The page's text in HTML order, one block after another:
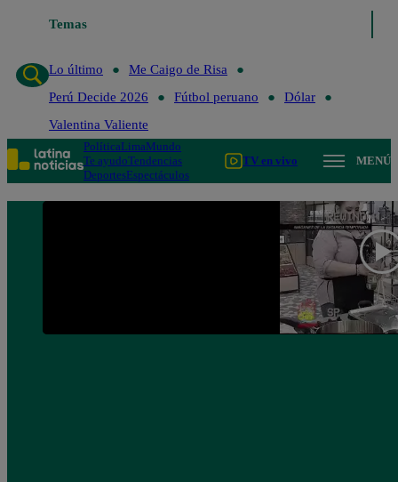
Temas
Lo último
Me Caigo de Risa
Perú Decide 2026
Fútbol peruano
Dólar
Valentina Valiente
PolíticaLimaMundo
Te ayudoTendencias
DeportesEspectáculos
TV en vivo MENÚ